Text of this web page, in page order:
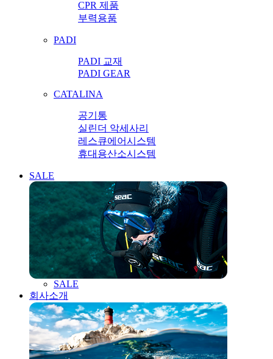
CPR 제품
부력용품
PADI
PADI 교재
PADI GEAR
CATALINA
공기통
실린더 악세사리
레스큐에어시스템
휴대용산소시스템
SALE
SALE
회사소개